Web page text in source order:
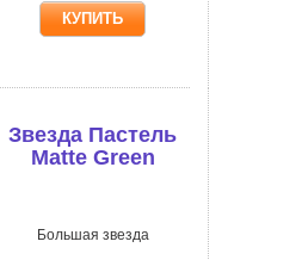
Звезда Пастель
Matte Green
Большая звезда